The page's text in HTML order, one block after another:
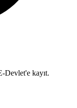
Devlet'e kayıt.